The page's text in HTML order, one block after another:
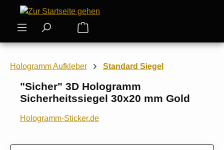
Zum Hauptinhalt springen
Warenkorb enthält 0 Positionen.
Hologramm Aufkleber Standard Siegel
"Sicher" 3D Hologramm
Sicherheitssiegel 30x20 mm Gold
Hologramm-Sticker.de